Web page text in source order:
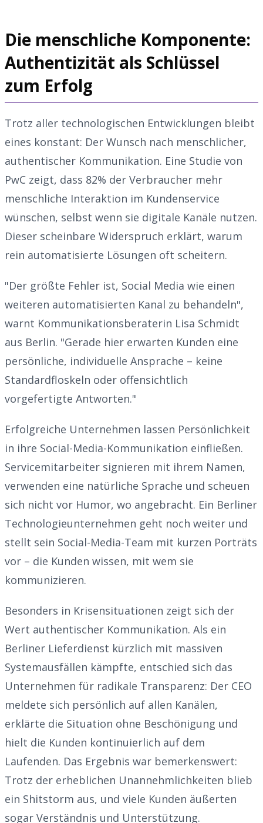
Die menschliche Komponente:
Authentizität als Schlüssel
zum Erfolg
Trotz aller technologischen Entwicklungen bleibt
eines konstant: Der Wunsch nach menschlicher,
authentischer Kommunikation. Eine Studie von
PwC zeigt, dass 82% der Verbraucher mehr
menschliche Interaktion im Kundenservice
wünschen, selbst wenn sie digitale Kanäle nutzen.
Dieser scheinbare Widerspruch erklärt, warum
rein automatisierte Lösungen oft scheitern.
"Der größte Fehler ist, Social Media wie einen
weiteren automatisierten Kanal zu behandeln",
warnt Kommunikationsberaterin Lisa Schmidt
aus Berlin. "Gerade hier erwarten Kunden eine
persönliche, individuelle Ansprache – keine
Standardfloskeln oder offensichtlich
vorgefertigte Antworten."
Erfolgreiche Unternehmen lassen Persönlichkeit
in ihre Social-Media-Kommunikation einfließen.
Servicemitarbeiter signieren mit ihrem Namen,
verwenden eine natürliche Sprache und scheuen
sich nicht vor Humor, wo angebracht. Ein Berliner
Technologieunternehmen geht noch weiter und
stellt sein Social-Media-Team mit kurzen Porträts
vor – die Kunden wissen, mit wem sie
kommunizieren.
Besonders in Krisensituationen zeigt sich der
Wert authentischer Kommunikation. Als ein
Berliner Lieferdienst kürzlich mit massiven
Systemausfällen kämpfte, entschied sich das
Unternehmen für radikale Transparenz: Der CEO
meldete sich persönlich auf allen Kanälen,
erklärte die Situation ohne Beschönigung und
hielt die Kunden kontinuierlich auf dem
Laufenden. Das Ergebnis war bemerkenswert:
Trotz der erheblichen Unannehmlichkeiten blieb
ein Shitstorm aus, und viele Kunden äußerten
sogar Verständnis und Unterstützung.